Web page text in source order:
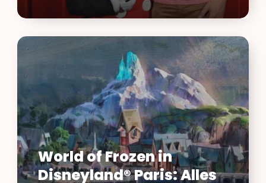
World
of
Frozen
Disneyland®
Paris:
Alles
wat
je
moet
World of Frozen in
Disneyland® Paris: Alles